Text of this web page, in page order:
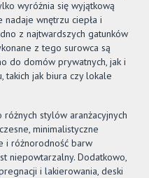
wyróżnia się wyjątkową
wnętrzu ciepła i
z najtwardszych gatunków
z tego surowca są
do domów prywatnych, jak i
takich jak biura czy lokale
stylów aranżacyjnych
minimalistyczne
i różnorodność barw
niepowtarzalny. Dodatkowo,
i lakierowania, deski